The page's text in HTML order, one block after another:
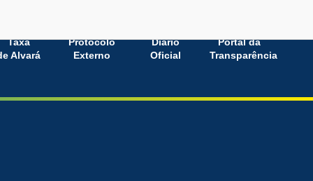
Taxa
Alvará
Protocolo
Externo
Diário
Oficial
Portal da
Transparência